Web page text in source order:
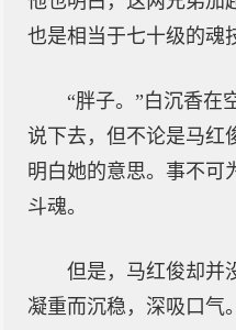
也是相当于七十级的魂
“胖子。”白沉香在
说下去，但不论是马红
明白她的意思。事不可
斗魂。
但是，马红俊却并
凝重而沉稳，深吸口气